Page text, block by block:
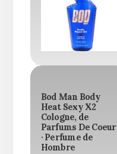
Bod Man Body
Heat Sexy X2
Cologne, de
Parfums De Coeur
· Perfume de
Hombre